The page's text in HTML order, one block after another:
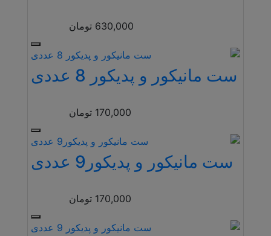
630,000 تومان
ست مانیکور و پدیکور 8 عددی
170,000 تومان
ست مانیکور و پدیکور9 عددی
170,000 تومان